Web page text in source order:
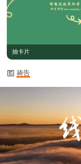
10 撒母耳記下
11 列
16 尼希
25 耶利米哀歌
43 約翰福音
44 使
46 哥林多前書
47
49 以弗所書
50 腓
抽卡片
祷告